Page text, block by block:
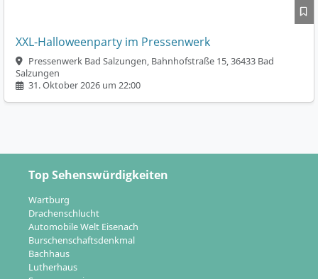
XXL-Halloweenparty im Pressenwerk
Pressenwerk Bad Salzungen, Bahnhofstraße 15, 36433 Bad
Salzungen
31. Oktober 2026 um 22:00
Top Sehenswürdigkeiten
Wartburg
Drachenschlucht
Automobile Welt Eisenach
Burschenschaftsdenkmal
Bachhaus
Lutherhaus